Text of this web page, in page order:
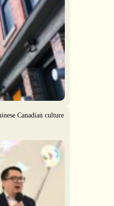
Canadian culture